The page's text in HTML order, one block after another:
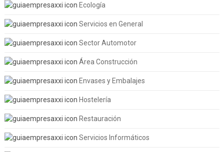
Ecología
Servicios en General
Sector Automotor
Área Construcción
Envases y Embalajes
Hostelería
Restauración
Servicios Informáticos